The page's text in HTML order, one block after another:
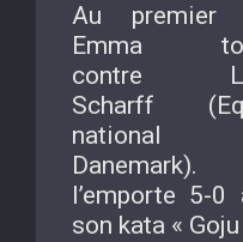
Au premier
Emma
contre
Scharff
national
Danemark).
l’emporte 5-0
son kata «